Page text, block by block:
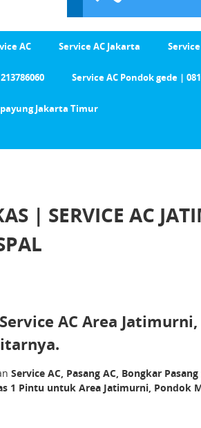
AC Service AC Jakarta
Service AC Pondok gede |
Jakarta Timur
| SERVICE AC
AC Area
Service AC, Pasang AC, Bongkar
1 Pintu untuk Area Jatimurni, Pondok